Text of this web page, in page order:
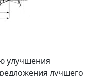
улучшения
лучшего